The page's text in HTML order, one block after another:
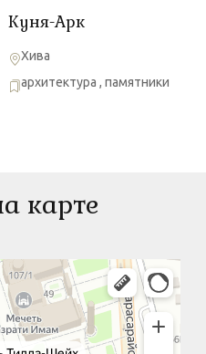
Куня-Арк
Хива
архитектура , памятники
карте